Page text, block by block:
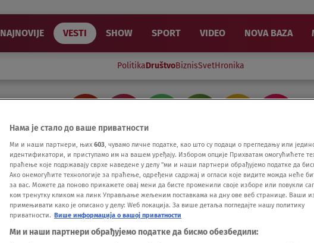
NAJNOVIJE VESTI SHOW SPORT VIDEO NOVA BAZA
PolitikaDruštvoBiznisSvetHronika
Нама је стало до ваше приватности
Ми и наши партнери, њих 603, чувамо личне податке, као што су подаци о прегледању или
идентификатори, и приступамо им на вашем уређају. Избором опције Прихватам омогућићете
праћење које подржавају сврхе наведене у делу "ми и наши партнери обрађујемо податке да
Ако онемогућите технологије за праћење, одређени садржај и огласи које видите можда неће
за вас. Можете да поново прикажете овај мени да бисте променили своје изборе или повукли
ком тренутку кликом на линк Управљање жељеним поставкама на дну ове веб странице. Ваши
примењивати како је описано у делу: Wеб локација. За више детаља погледајте нашу политику
приватности. Више информација о вашој приватности
Ми и наши партнери обрађујемо податке да бисмо обезбедили: